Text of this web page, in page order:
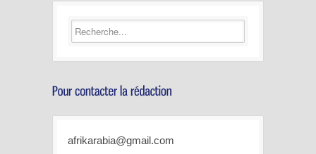
afrikarabia@gmail.com